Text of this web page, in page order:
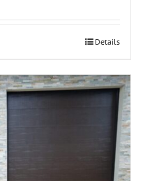
Details